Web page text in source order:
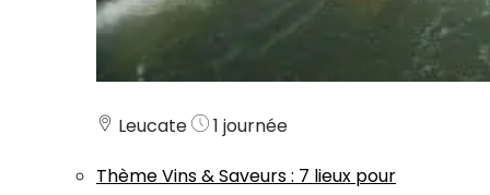
Leucate
1 journée
ThèmeVins & Saveurs: 7 lieux pour